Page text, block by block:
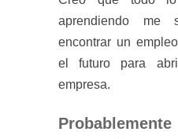
aprendiendo me
encontrar un
el futuro para
empresa.